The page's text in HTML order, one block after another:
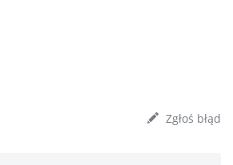
Zgłoś błąd